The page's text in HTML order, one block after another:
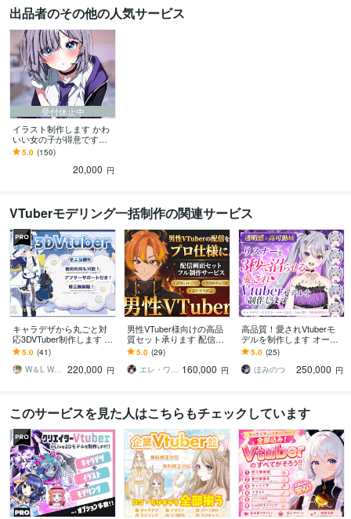
出品者のその他の人気サービス
受付休止中
イラスト制作します かわ
いい女の子が得意です！
お気軽にご連絡くださ
い。
5.0 (150)
20,000 円
VTuberモデリング一括制作の関連サービス
キャラデザから丸ごと対
応3DVTuber制作します 修
正無制限！MMD、パーフ
ェクトフェイス、VRchat
対応！
5.0 (41)
W＆L Work Shop 220,000 円
男性VTuber様向けの高品
質セット承ります 配信画
面/背景/ネームロゴ/離席
中/待機中/OP/EDセット
5.0 (29)
エレ・ワークス｜Vtuber制作 160,000 円
高品質！愛されVtuberモ
デルを制作します オーダ
ーメイドで高クオリティ
なモデルを制作します！
5.0 (25)
ほみのつ
250,000 円
このサービスを見た人はこちらもチェックしています